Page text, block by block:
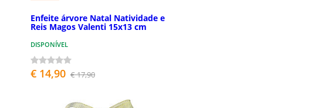
Enfeite árvore Natal Natividade e
Reis Magos Valenti 15x13 cm
DISPONÍVEL
€ 14,90 € 17,90